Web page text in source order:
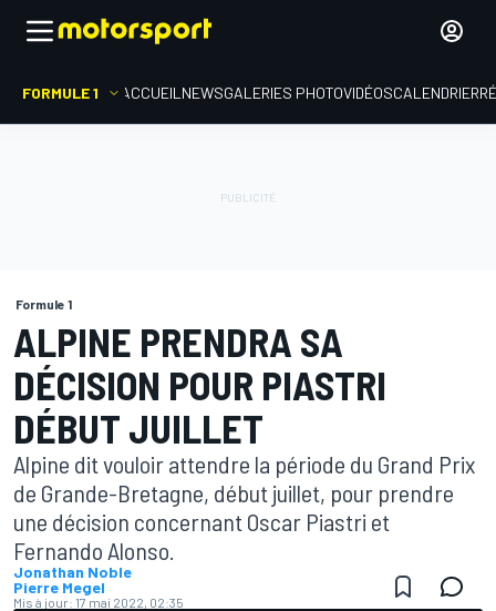
FORMULE 1 ACCUEIL NEWSGALERIES PHOTOVIDÉOSCALENDRIER
Formule 1
ALPINE PRENDRA SA
DÉCISION POUR PIASTRI
DÉBUT JUILLET
Alpine dit vouloir attendre la période du Grand Prix
de Grande-Bretagne, début juillet, pour prendre
une décision concernant Oscar Piastri et
Fernando Alonso.
Jonathan Noble
Pierre Megel
Mis à jour: 17 mai 2022, 02:35